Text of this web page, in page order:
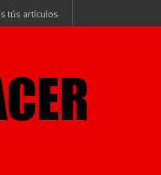
tús artículos